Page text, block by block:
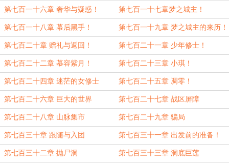
第七百一十六章 奢华与疑惑！ 第七百一十七章梦之城主！
第七百一十八章 幕后黑手！ 第七百一十九章 梦之城主的来历！
第七百二十章 赠礼与返回！ 第七百二十一章 少年修士！
第七百二十二章 慕容紫月！ 第七百二十三章 小琪！
第七百二十四章 迷茫的女修士 第七百二十五章 凋零！
第七百二十六章 巨大的世界 第七百二十七章 战区屏障
第七百二十八章 山脉集市 第七百二十九章 骗局
第七百三十章 跟随与入团 第七百三十一章 出发前的准备！
第七百三十二章 抛尸洞 第七百三十三章 洞底巨莲